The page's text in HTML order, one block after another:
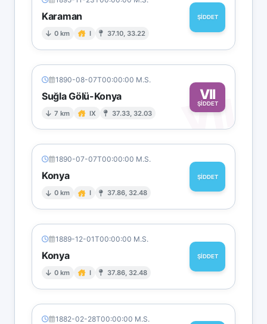
Karaman
0 km I 37.10, 33.22
ŞİDDET
1890-08-07T00:00:00 M.S.
Suğla Gölü-Konya
7 km IX 37.33, 32.03
VII
ŞİDDET
VII
1890-07-07T00:00:00 M.S.
Konya
0 km I 37.86, 32.48
ŞİDDET
1889-12-01T00:00:00 M.S.
Konya
0 km I 37.86, 32.48
ŞİDDET
1882-02-28T00:00:00 M.S.